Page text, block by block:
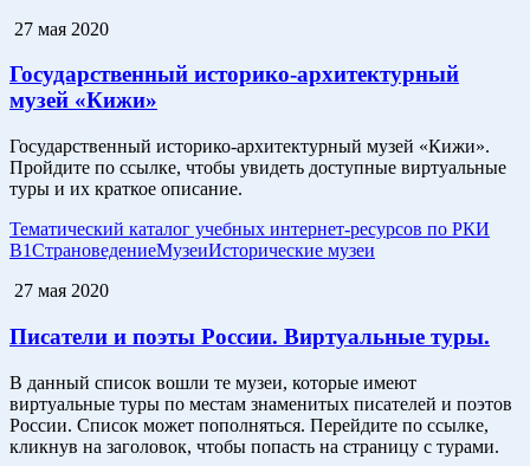
27 мая 2020
Государственный историко-архитектурный
музей «Кижи»
Государственный историко-архитектурный музей «Кижи».
Пройдите по ссылке, чтобы увидеть доступные виртуальные
туры и их краткое описание.
Тематический каталог учебных интернет-ресурсов по РКИ
B1СтрановедениеМузеиИсторические музеи
27 мая 2020
Писатели и поэты России. Виртуальные туры.
В данный список вошли те музеи, которые имеют
виртуальные туры по местам знаменитых писателей и поэтов
России. Список может пополняться. Перейдите по ссылке,
кликнув на заголовок, чтобы попасть на страницу с турами.